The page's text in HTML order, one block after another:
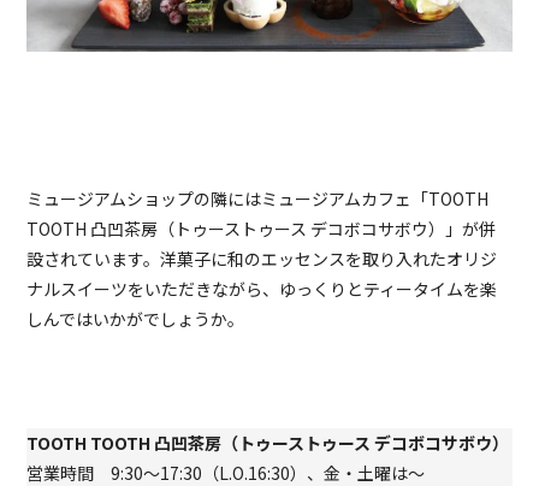
ミュージアムショップの隣にはミュージアムカフェ「TOOTH
TOOTH 凸凹茶房（トゥーストゥース デコボコサボウ）」が併
設されています。洋菓子に和のエッセンスを取り入れたオリジ
ナルスイーツをいただきながら、ゆっくりとティータイムを楽
しんではいかがでしょうか。
TOOTH TOOTH 凸凹茶房（トゥーストゥース デコボコサボウ）
営業時間 9:30～17:30（L.O.16:30）、金・土曜は～